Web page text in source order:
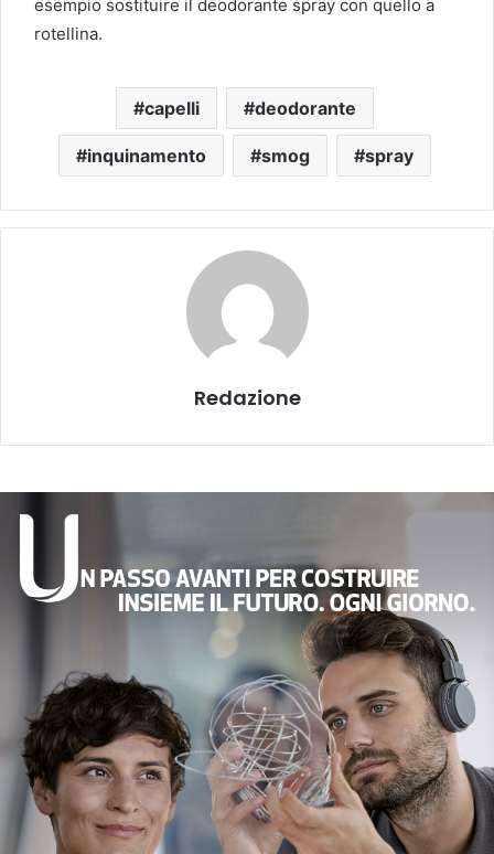
esempio sostituire il deodorante spray con quello a
rotellina.
capelli deodorante
inquinamento smog spray
Redazione